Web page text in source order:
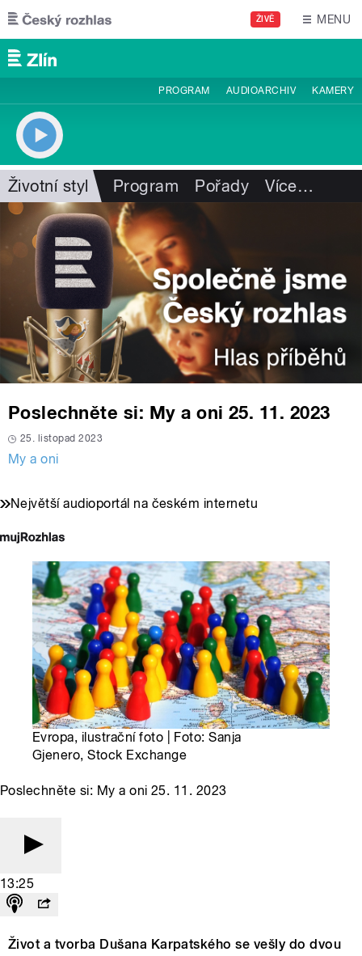
Přejít k hlavnímu obsahu
ŽIVĚ MENU
PROGRAM AUDIOARCHIV KAMERY
Životní styl Program Pořady Více…
Poslechněte si: My a oni 25. 11. 2023
25. listopad 2023
My a oni
Největší audioportál na českém internetu
Evropa, ilustrační foto | Foto: Sanja
Gjenero, Stock Exchange
Poslechněte si: My a oni 25. 11. 2023
13:25
Život a tvorba Dušana Karpatského se vešly do dvou